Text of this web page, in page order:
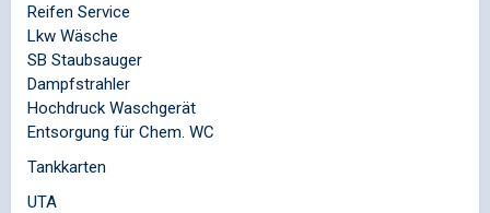
Reifen Service
Lkw Wäsche
SB Staubsauger
Dampfstrahler
Hochdruck Waschgerät
Entsorgung für Chem. WC
Tankkarten
UTA